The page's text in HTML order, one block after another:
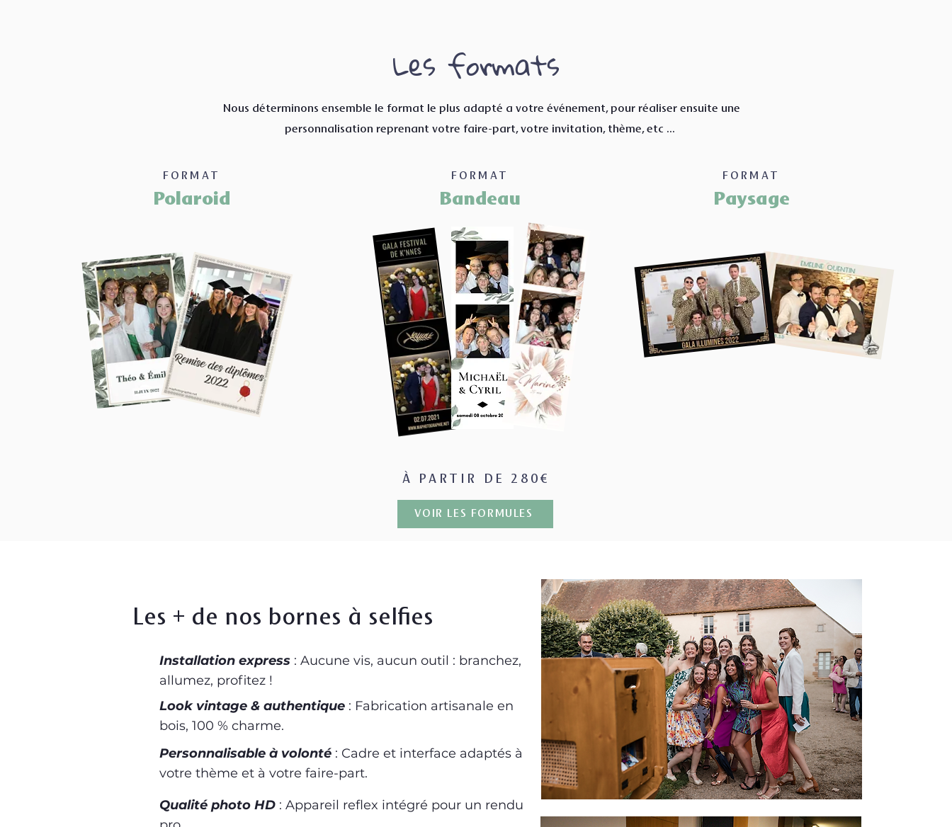
Les formats
Nous déterminons ensemble le format le plus adapté a votre événement, pour réaliser ensuite une
personnalisation reprenant votre faire-part, votre invitation, thème, etc ...
FORMAT
Polaroid
FORMAT
Bandeau
FORMAT
Paysage
À PARTIR DE 280€
VOIR LES FORMULES
Les + de nos bornes à selfies
Installation express : Aucune vis, aucun outil : branchez,
allumez, profitez !
Look vintage & authentique : Fabrication artisanale en
bois, 100 % charme.
Personnalisable à volonté : Cadre et interface adaptés à
votre thème et à votre faire-part.
Qualité photo HD : Appareil reflex intégré pour un rendu